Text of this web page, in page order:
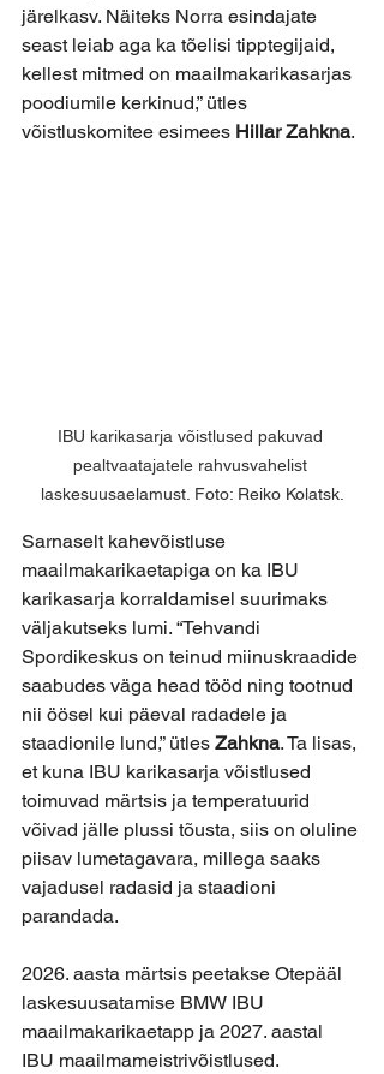
järelkasv. Näiteks Norra esindajate
seast leiab aga ka tõelisi tipptegijaid,
kellest mitmed on maailmakarikasarjas
poodiumile kerkinud,” ütles
võistluskomitee esimees Hillar Zahkna.
IBU karikasarja võistlused pakuvad
pealtvaatajatele rahvusvahelist
laskesuusaelamust. Foto: Reiko Kolatsk.
Sarnaselt kahevõistluse
maailmakarikaetapiga on ka IBU
karikasarja korraldamisel suurimaks
väljakutseks lumi. “Tehvandi
Spordikeskus on teinud miinuskraadide
saabudes väga head tööd ning tootnud
nii öösel kui päeval radadele ja
staadionile lund,” ütles Zahkna. Ta lisas,
et kuna IBU karikasarja võistlused
toimuvad märtsis ja temperatuurid
võivad jälle plussi tõusta, siis on oluline
piisav lumetagavara, millega saaks
vajadusel radasid ja staadioni
parandada.
2026. aasta märtsis peetakse Otepääl
laskesuusatamise BMW IBU
maailmakarikaetapp ja 2027. aastal
IBU maailmameistrivõistlused.